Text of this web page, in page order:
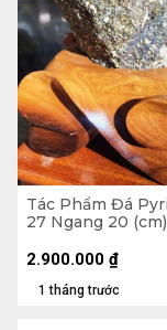
Tác Phẩm Đá
27 Ngang 20
1 tháng trước
2.900.000 ₫